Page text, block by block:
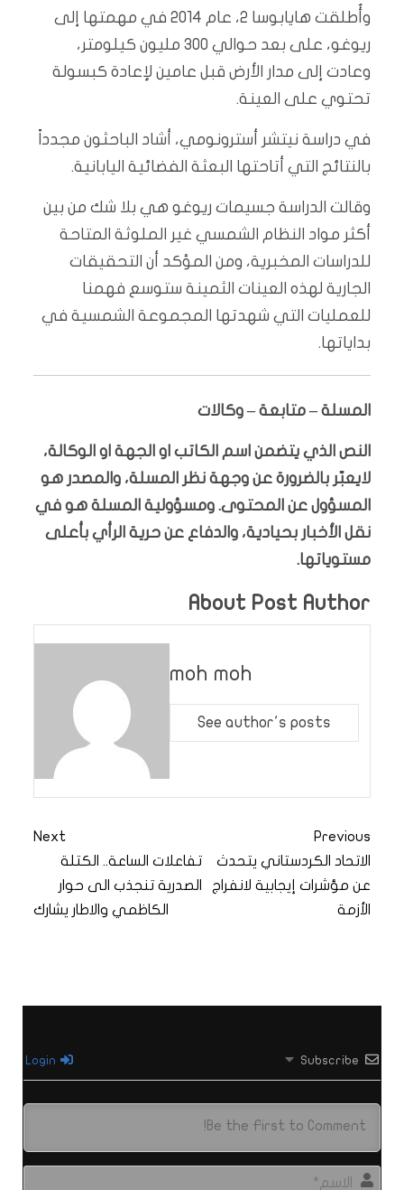
وأُطلقت هايابوسا 2، عام 2014 في مهمتها إلى
ريوغو، على بعد حوالي 300 مليون كيلومتر،
وعادت إلى مدار الأرض قبل عامين لإعادة كبسولة
تحتوي على العينة.
في دراسة نيتشر أسترونومي، أشاد الباحثون مجدداً
بالنتائج التي أتاحتها البعثة الفضائية اليابانية.
وقالت الدراسة جسيمات ريوغو هي بلا شك من بين
أكثر مواد النظام الشمسي غير الملوثة المتاحة
للدراسات المخبرية، ومن المؤكد أن التحقيقات
الجارية لهذه العينات الثمينة ستوسع فهمنا
للعمليات التي شهدتها المجموعة الشمسية في
بداياتها.
المسلة – متابعة – وكالات
النص الذي يتضمن اسم الكاتب او الجهة او الوكالة،
لايعبّر بالضرورة عن وجهة نظر المسلة، والمصدر هو
المسؤول عن المحتوى. ومسؤولية المسلة هو في
نقل الأخبار بحيادية، والدفاع عن حرية الرأي بأعلى
مستوياتها.
About Post Author
moh moh
See author's posts
Previous
الاتحاد الكردستاني يتحدث
عن مؤشرات إيجابية لانفراج
الأزمة
Next
تفاعلات الساعة.. الكتلة
الصدرية تنجذب الى حوار
الكاظمي والاطار يشارك
Subscribe